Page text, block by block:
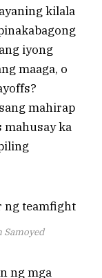
kilala
iyong
maaga, o
mahirap
mahusay ka
Samoyed
ng mga